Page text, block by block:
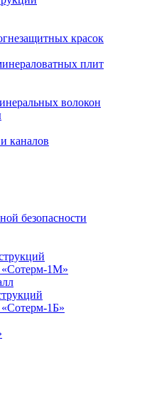
красок
плит
волокон
каналов
безопасности
«Сотерм-1М»
1Б»